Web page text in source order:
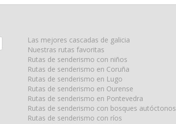
Las mejores cascadas de galicia
Nuestras rutas favoritas
Rutas de senderismo con niños
Rutas de senderismo en Coruña
Rutas de senderismo en Lugo
Rutas de senderismo en Ourense
Rutas de senderismo en Pontevedra
Rutas de senderismo con bosques autóctonos
Rutas de senderismo con ríos